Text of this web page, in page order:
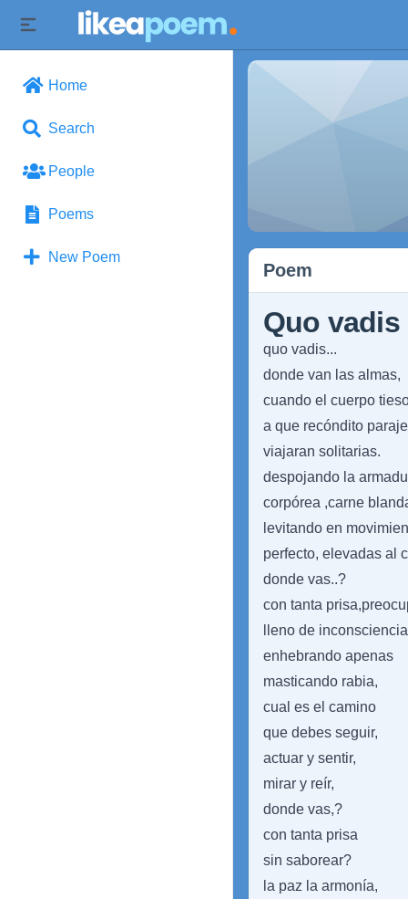
Home
Search
People
Poems
New Poem
Poem
Quo vadis
quo vadis...
donde van las almas,
cuando el cuerpo
a que recóndito paraje
viajaran solitarias.
despojando la
corpórea ,carne
levitando en
perfecto, elevadas al
donde vas..?
con tanta
lleno de
enhebrando apenas
masticando rabia,
cual es el camino
que debes seguir,
actuar y sentir,
mirar y reír,
donde vas,?
con tanta prisa
sin saborear?
la paz la armonía,